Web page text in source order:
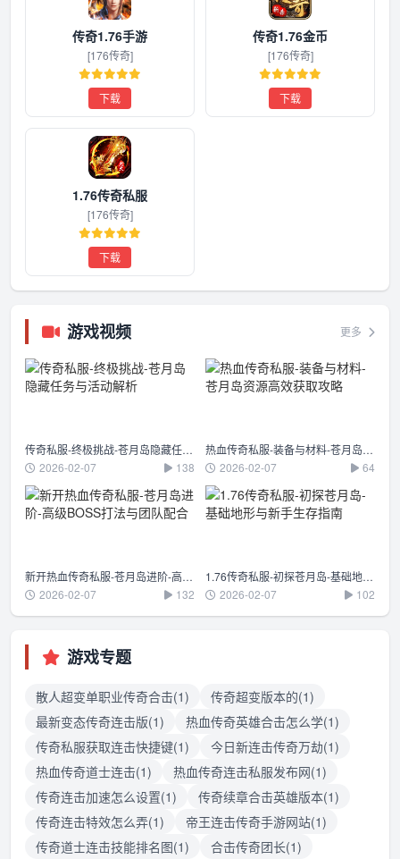
传奇1.76手游
[176传奇]
下载
传奇1.76金币
[176传奇]
下载
1.76传奇私服
[176传奇]
下载
游戏视频 更多
传奇私服-终极挑战-苍月岛隐藏任务与活动解析
2026-02-07
138
热血传奇私服-装备与材料-苍月岛资源高效获取攻略
2026-02-07
64
新开热血传奇私服-苍月岛进阶-高级BOSS打法与团队配合
2026-02-07
132
1.76传奇私服-初探苍月岛-基础地形与新手生存指南
2026-02-07
102
游戏专题
散人超变单职业传奇合击(1)
传奇超变版本的(1)
最新变态传奇连击版(1)
热血传奇英雄合击怎么学(1)
传奇私服获取连击快捷键(1)
今日新连击传奇万劫(1)
热血传奇道士连击(1)
热血传奇连击私服发布网(1)
传奇连击加速怎么设置(1)
传奇续章合击英雄版本(1)
传奇连击特效怎么弄(1)
帝王连击传奇手游网站(1)
传奇道士连击技能排名图(1)
合击传奇团长(1)